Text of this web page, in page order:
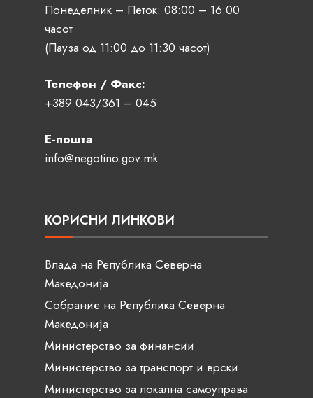
Понеделник – Петок: 08:00 – 16:00
часот
(Пауза од 11:00 до 11:30 часот)
Телефон / Факс:
+389 043/361 – 045
Е-пошта
info@negotino.gov.mk
КОРИСНИ ЛИНКОВИ
Влада на Република Северна
Македонија
Собрание на Република Северна
Македонија
Министерство за финансии
Министерство за транспорт и врски
Министерство за локална самоуправа